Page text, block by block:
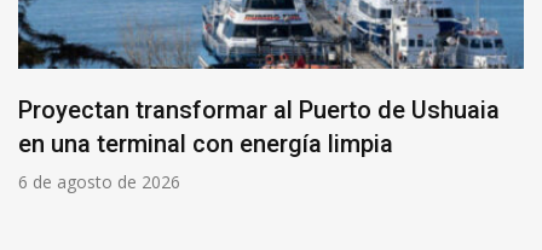
Proyectan transformar al Puerto de Ushuaia
en una terminal con energía limpia
6 de agosto de 2026